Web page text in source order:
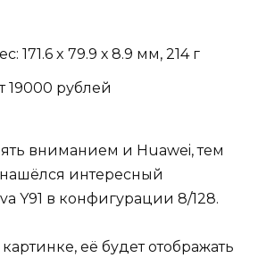
171.6 x 79.9 х 8.9 мм, 214 г
19000 рублей
вниманием и Huawei, тем
интересный
Y91 в конфигурации 8/128.
её будет отображать